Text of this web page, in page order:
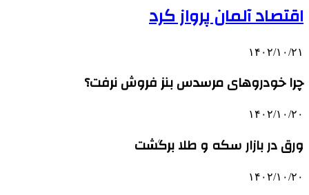
اقتصاد آلمان پرواز کرد
۱۴۰۲/۱۰/۲۱
چرا خودروهای مرسدس بنز فروش نرفت؟
۱۴۰۲/۱۰/۲۰
ورق در بازار سکه و طلا برگشت
۱۴۰۲/۱۰/۲۰